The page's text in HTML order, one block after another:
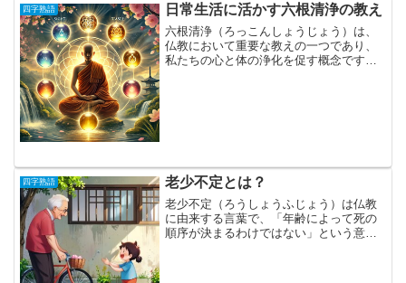
四字熟語 日常生活に活かす六根清浄の教え
六根清浄（ろっこんしょうじょう）は、
仏教において重要な教えの一つであり、
私たちの心と体の浄化を促す概念です。
四字熟語 老少不定とは？
老少不定（ろうしょうふじょう）は仏教
に由来する言葉で、「年齢によって死の
順序が決まるわけではない」という意味